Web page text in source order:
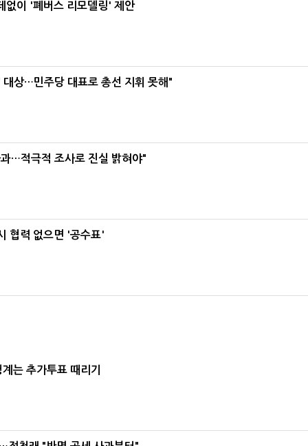
없이 '폐버스 리모델링' 제안
상…민주당 대표로 총선 지휘 못해"
…적극적 조사로 진실 밝혀야"
협력 없으면 '공수표'
는 추가투표 때리기